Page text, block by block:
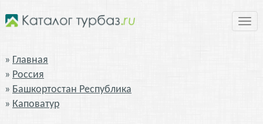
Главная
Россия
Башкортостан Республика
Каповатур